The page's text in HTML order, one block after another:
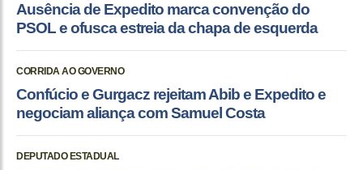
Ausência de Expedito marca convenção do
PSOL e ofusca estreia da chapa de esquerda
CORRIDA AO GOVERNO
Confúcio e Gurgacz rejeitam Abib e Expedito e
negociam aliança com Samuel Costa
DEPUTADO ESTADUAL